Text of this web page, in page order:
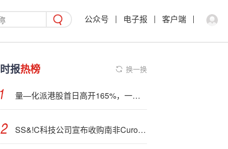
公众号 电子报 客户端
时报热榜 换一换
量—化派港股首日高开165%，一手账面盈利8100港元
SS&!C科技公司宣布收购南非Curo基金服务公司